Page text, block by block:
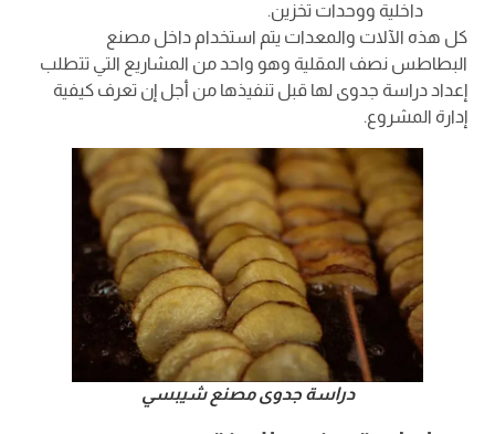
داخلية ووحدات تخزين.
كل هذه الآلات والمعدات يتم استخدام داخل مصنع
البطاطس نصف المقلية وهو واحد من المشاريع التي تتطلب
إعداد دراسة جدوى لها قبل تنفيذها من أجل إن تعرف كيفية
إدارة المشروع.
دراسة جدوى مصنع شيبسي